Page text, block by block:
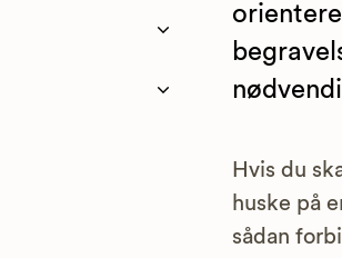
Hvis du
huske på
sådan